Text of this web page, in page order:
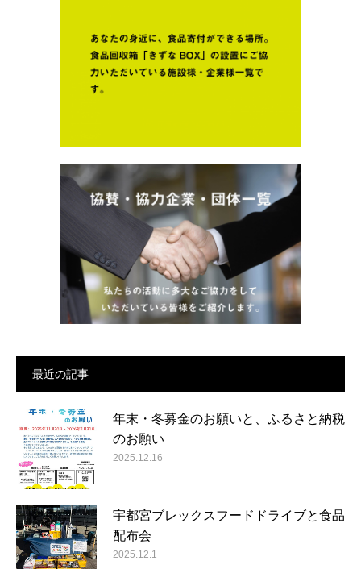
最近の記事
年末・冬募金のお願いと、ふるさと納税
のお願い
2025.12.16
宇都宮ブレックスフードドライブと食品
配布会
2025.12.1